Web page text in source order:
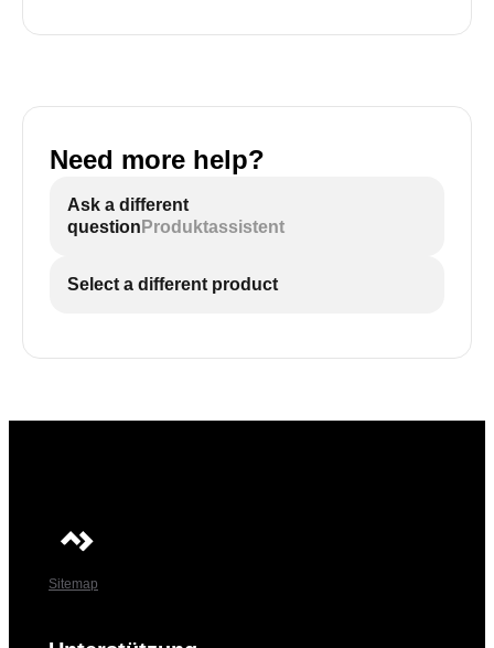
Need more help?
Ask a different
question Produktassistent
Select a different product
Sitemap